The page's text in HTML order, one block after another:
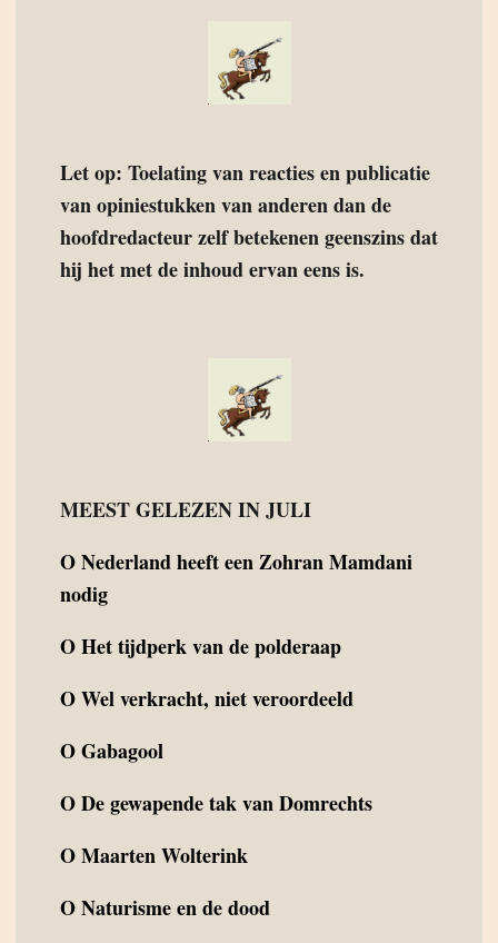
Let op: Toelating van reacties en publicatie
van opiniestukken van anderen dan de
hoofdredacteur zelf betekenen geenszins dat
hij het met de inhoud ervan eens is.
MEEST GELEZEN IN JULI
ONederland heeft een Zohran Mamdani
nodig
OHet tijdperk van de polderaap
OWel verkracht, niet veroordeeld
OGabagool
ODe gewapende tak van Domrechts
OMaarten Wolterink
ONaturisme en de dood